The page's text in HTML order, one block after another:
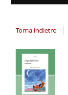
Torna indietro
Dettaglio
del
documento